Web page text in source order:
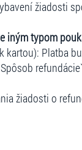
žiadosti
iným typom
kartou): Platba
žiadosti o